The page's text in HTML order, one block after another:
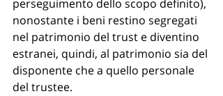
perseguimento dello scopo definito),
nonostante i beni restino segregati
nel patrimonio del trust e diventino
estranei, quindi, al patrimonio sia del
disponente che a quello personale
del trustee.